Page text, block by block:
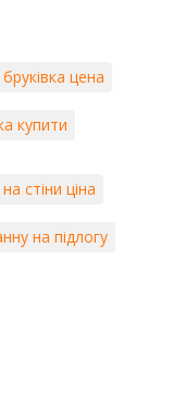
бруківка цена
купити
стіни ціна
на підлогу